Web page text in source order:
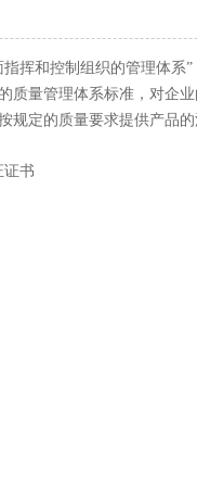
挥和控制组织的管理体系
质量管理体系标准，对企
规定的质量要求提供产品
证书